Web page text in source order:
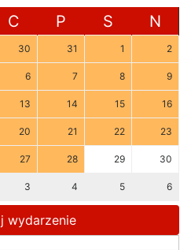
C P S N
30 31 1 2
6 7 8 9
13 14 15 16
20 21 22 23
27 28 29 30
3 4 5 6
wydarzenie